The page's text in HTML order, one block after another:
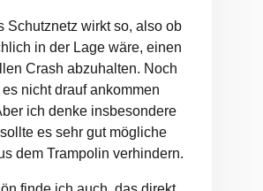
Schutznetz wirkt so, also ob
in der Lage wäre, einen
Crash abzuhalten. Noch
nicht drauf ankommen
ich denke insbesondere
es sehr gut mögliche
dem Trampolin verhindern.